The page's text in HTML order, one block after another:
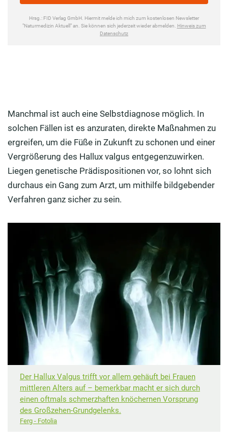
Manchmal ist auch eine Selbstdiagnose möglich. In
solchen Fällen ist es anzuraten, direkte Maßnahmen zu
ergreifen, um die Füße in Zukunft zu schonen und einer
Vergrößerung des Hallux valgus entgegenzuwirken.
Liegen genetische Prädispositionen vor, so lohnt sich
durchaus ein Gang zum Arzt, um mithilfe bildgebender
Verfahren ganz sicher zu sein.
Der Hallux Valgus trifft vor allem gehäuft bei Frauen
mittleren Alters auf – bemerkbar macht er sich durch
einen oftmals schmerzhaften knöchernen Vorsprung
des Großzehen-Grundgelenks.
Ferg - Fotolia